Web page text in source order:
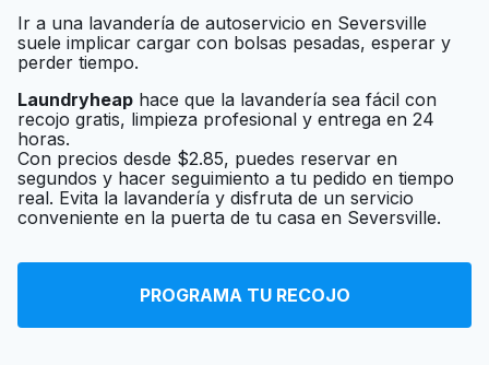
Laundry
Ir al sitio web
Cloud's Personal
Touch
Ir al sitio web
iWash Laundromat Ir al sitio web
Freedom Cleaners Ir al sitio web
Ir a una lavandería de autoservicio en Seversville
suele implicar cargar con bolsas pesadas, esperar y
perder tiempo.
Laundryheap hace que la lavandería sea fácil con
recojo gratis, limpieza profesional y entrega en 24
horas.
Con precios desde $2.85, puedes reservar en
segundos y hacer seguimiento a tu pedido en tiempo
real. Evita la lavandería y disfruta de un servicio
conveniente en la puerta de tu casa en Seversville.
PROGRAMA TU RECOJO